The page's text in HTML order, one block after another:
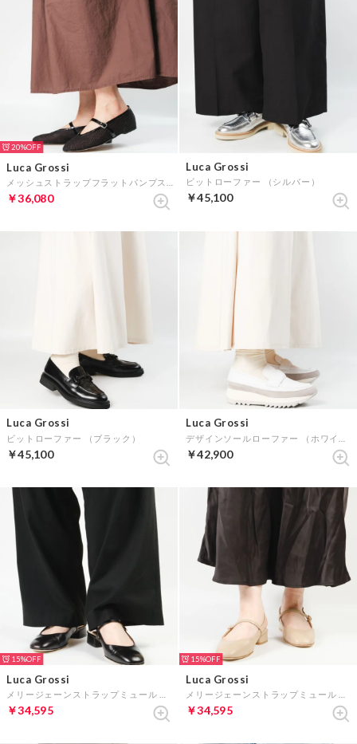
20%
Luca Grossi
￥36,080
Luca Grossi
ビットローファー （シルバー）
￥45,100
Luca Grossi
ビットローファー （ブラック）
￥45,100
Luca Grossi
￥42,900
15%
Luca Grossi
￥34,595
15%
Luca Grossi
￥34,595